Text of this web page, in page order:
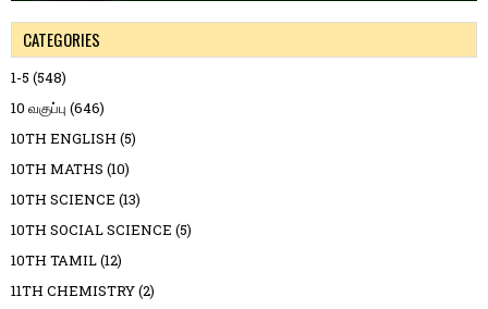
CATEGORIES
1-5 (548)
10 வகுப்பு (646)
10TH ENGLISH (5)
10TH MATHS (10)
10TH SCIENCE (13)
10TH SOCIAL SCIENCE (5)
10TH TAMIL(12)
11TH CHEMISTRY(2)